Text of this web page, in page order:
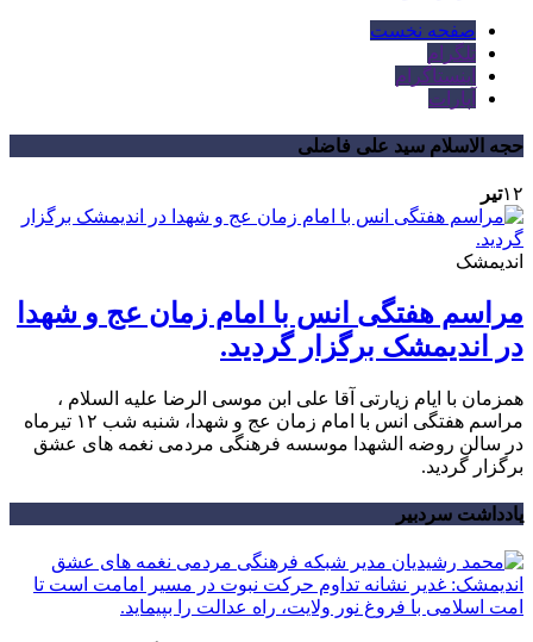
صفحه نخست
تلگرام
اینستاگرام
آپارات
حجه الاسلام سید علی فاضلی
۱۲تیر
اندیمشک
مراسم هفتگی انس با امام زمان عج و شهدا
در اندیمشک برگزار گردید.
همزمان با ایام زیارتی آقا علی ابن موسی الرضا علیه السلام ،
مراسم هفتگی انس با امام زمان عج و شهدا، شنبه شب ۱۲ تیرماه
در سالن روضه الشهدا موسسه فرهنگی مردمی نغمه های عشق
برگزار گردید.
یادداشت سردبیر